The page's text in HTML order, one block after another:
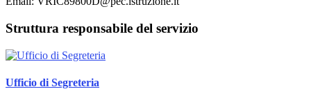
Struttura responsabile del servizio
Ufficio di Segreteria